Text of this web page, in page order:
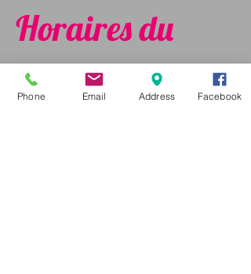
Horaires du
magasin:
Phone Email Address Facebook